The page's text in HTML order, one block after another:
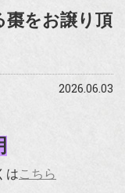
棗をお譲り頂
2026.06.03
はこちら